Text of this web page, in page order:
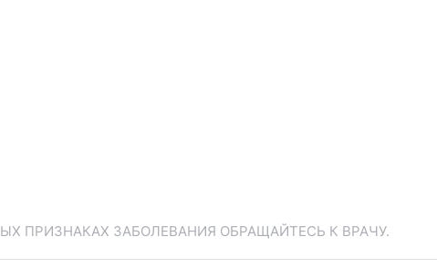
ПРИЗНАКАХ ЗАБОЛЕВАНИЯ ОБРАЩАЙТЕСЬ К ВРАЧУ.